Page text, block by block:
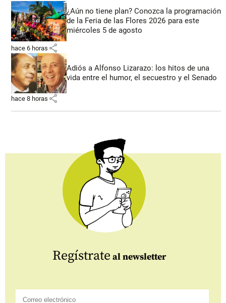
¿Aún no tiene plan? Conozca la programación
de la Feria de las Flores 2026 para este
miércoles 5 de agosto
hace 6 horas share
Adiós a Alfonso Lizarazo: los hitos de una
vida entre el humor, el secuestro y el Senado
hace 8 horas share
Regístrate al newsletter